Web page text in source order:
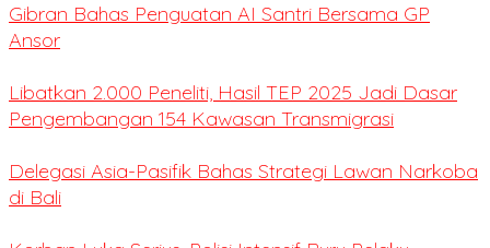
Gibran Bahas Penguatan AI Santri Bersama GP
Ansor
Libatkan 2.000 Peneliti, Hasil TEP 2025 Jadi Dasar
Pengembangan 154 Kawasan Transmigrasi
Delegasi Asia-Pasifik Bahas Strategi Lawan Narkoba
di Bali